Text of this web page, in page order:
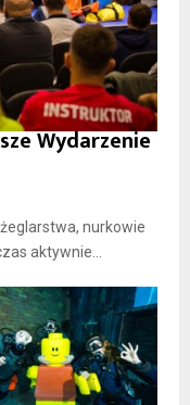
Wydarzenie
nurkowie
aktywnie...